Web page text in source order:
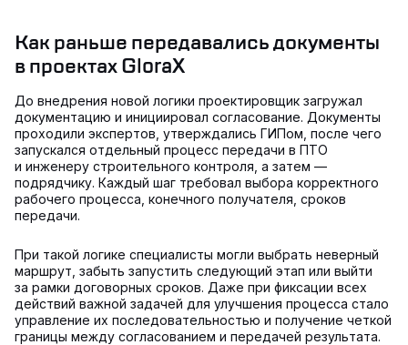
Как раньше передавались документы
в проектах GloraX
До внедрения новой логики проектировщик загружал
документацию и инициировал согласование. Документы
проходили экспертов, утверждались ГИПом, после чего
запускался отдельный процесс передачи в ПТО
и инженеру строительного контроля, а затем —
подрядчику. Каждый шаг требовал выбора корректного
рабочего процесса, конечного получателя, сроков
передачи.
При такой логике специалисты могли выбрать неверный
маршрут, забыть запустить следующий этап или выйти
за рамки договорных сроков. Даже при фиксации всех
действий важной задачей для улучшения процесса стало
управление их последовательностью и получение четкой
границы между согласованием и передачей результата.